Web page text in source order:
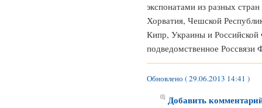
экспонатами из разных
Хорватия, Чешской
Кипр, Украины и Российской
подведомственное
Обновлено ( 29.06.2013 14:41 )
Добавить